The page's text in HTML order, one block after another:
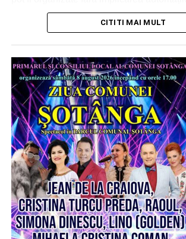
drept, vremurile, convulsiile acestei
își mai găsește azimutul în Univers, nu
nostru de a mulțumi cerului și pământului,
veghează din Infinit, pentru grijă și pentru
oferă spre a trăi feriți de rele și oarecum
comunelor”, care se încropesc pe ici pe
adună toată suflarea satului pentru a
din rutina existențială, au tocmai acest
Încheagă. Întăresc.
CITITI MAI MULT